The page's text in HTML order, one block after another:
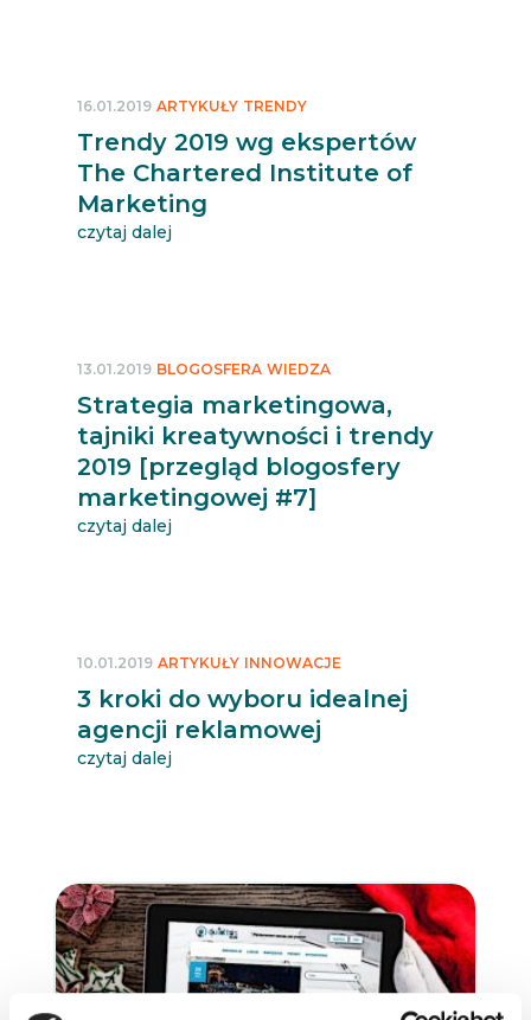
Trendy 2019 wg ekspertów
The Chartered Institute of
Marketing
16.01.2019 ARTYKUŁY TRENDY
czytaj dalej
Strategia marketingowa,
tajniki kreatywności i trendy
2019 [przegląd blogosfery
marketingowej #7]
13.01.2019 BLOGOSFERA WIEDZA
czytaj dalej
3 kroki do wyboru idealnej
agencji reklamowej
10.01.2019 ARTYKUŁY INNOWACJE
czytaj dalej